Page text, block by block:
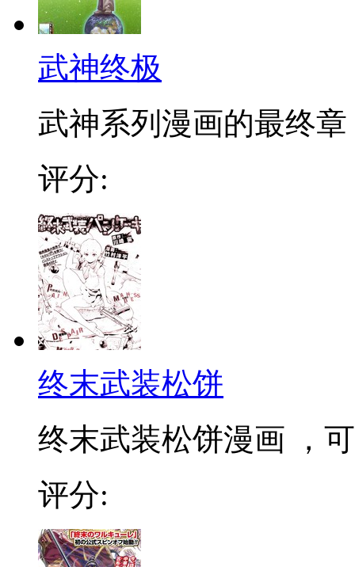
武神终极
武神系列漫画的最终
评分:
终末武装松饼
终末武装松饼漫画 ，
评分: